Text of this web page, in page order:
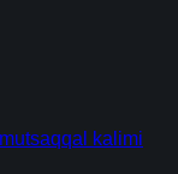
kalimi